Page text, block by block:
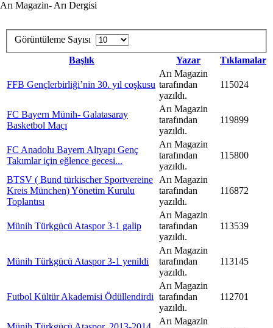
Arı Magazin- Arı Dergisi
Görüntüleme Sayısı
Başlık
Yazar Tıklamalar
FFB Gençlerbirliği’nin 30. yıl coşkusu
Arı Magazin
tarafından
yazıldı.
115024
FC Bayern Münih- Galatasaray
Arı Magazin
tarafından
yazıldı.
119899
FC Anadolu Bayern Altyapı Genç
Takımlar için eğlence gecesi...
Arı Magazin
tarafından
yazıldı.
115800
BTSV ( Bund türkischer Sportvereine
Kreis München) Yönetim Kurulu
Toplantısı
Arı Magazin
tarafından
yazıldı.
116872
Münih Türkgücü Ataspor 3-1 galip
Arı Magazin
tarafından
yazıldı.
113539
Münih Türkgücü Ataspor 3-1 yenildi
Arı Magazin
tarafından
yazıldı.
113145
Futbol Kültür Akademisi Ödüllendirdi
Arı Magazin
tarafından
yazıldı.
112701
Arı Magazin